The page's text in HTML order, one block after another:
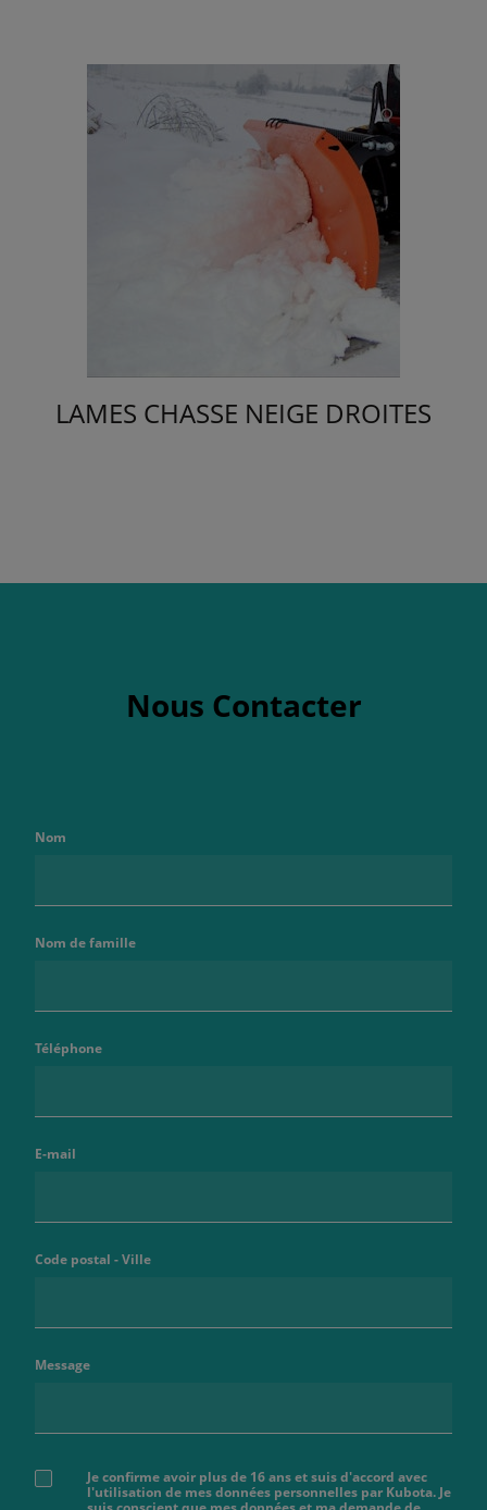
LAMES CHASSE NEIGE DROITES
Nous Contacter
Nom
Nom de famille
Téléphone
E-mail
Code postal - Ville
Message
Je confirme avoir plus de 16 ans et suis d'accord avec
l'utilisation de mes données personnelles par Kubota. Je